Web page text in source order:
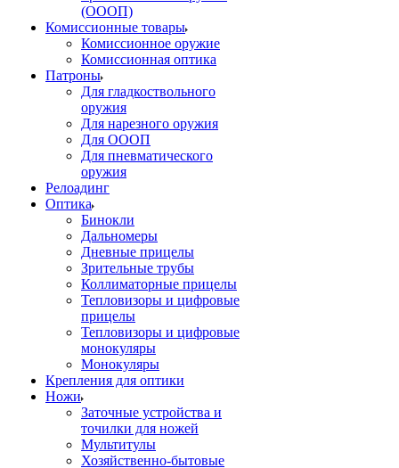
(ОООП)
Комиссионные товары
Комиссионное оружие
Комиссионная оптика
Патроны
Для гладкоствольного
оружия
Для нарезного оружия
Для ОООП
Для пневматического
оружия
Релоадинг
Оптика
Бинокли
Дальномеры
Дневные прицелы
Зрительные трубы
Коллиматорные прицелы
Тепловизоры и цифровые
прицелы
Тепловизоры и цифровые
монокуляры
Монокуляры
Крепления для оптики
Ножи
Заточные устройства и
точилки для ножей
Мультитулы
Хозяйственно-бытовые